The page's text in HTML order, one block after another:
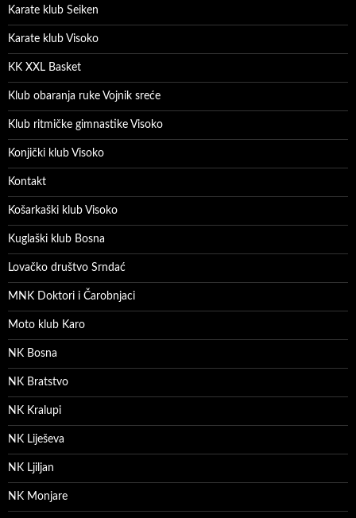
Karate klub Seiken
Karate klub Visoko
KK XXL Basket
Klub obaranja ruke Vojnik sreće
Klub ritmičke gimnastike Visoko
Konjički klub Visoko
Kontakt
Košarkaški klub Visoko
Kuglaški klub Bosna
Lovačko društvo Srndać
MNK Doktori i Čarobnjaci
Moto klub Karo
NK Bosna
NK Bratstvo
NK Kralupi
NK Liješeva
NK Ljiljan
NK Monjare